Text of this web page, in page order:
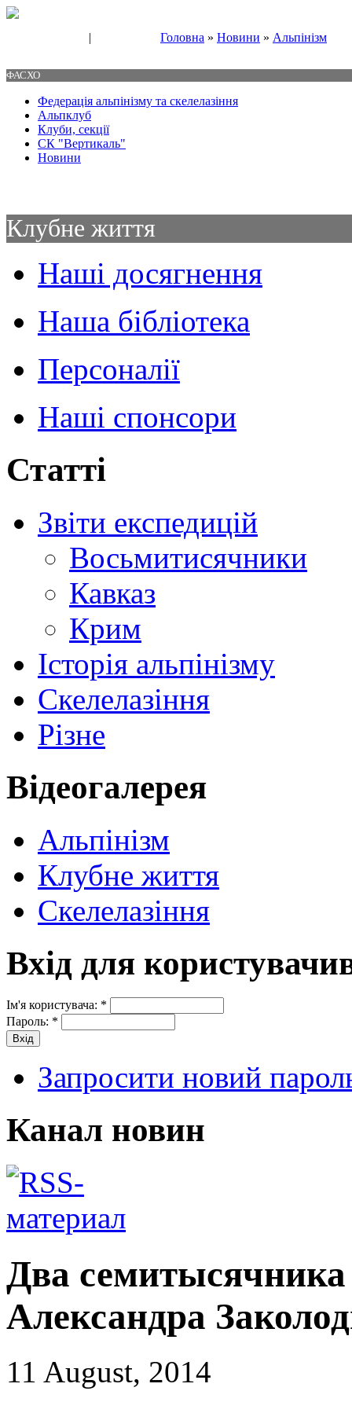
| Головна » Новини » Альпінізм
ФАСХО
Федерація альпінізму та скелелазіння
Альпклуб
Клуби, секції
СК "Вертикаль"
Новини
Клубне життя
Наші досягнення
Наша бібліотека
Персоналії
Наші спонсори
Статті
Звіти експедицій
Восьмитисячники
Кавказ
Крим
Історія альпінізму
Скелелазіння
Різне
Відеогалерея
Альпінізм
Клубне життя
Скелелазіння
Вхід для
Ім'я користувача: *
Пароль: *
Запросити новий
Канал новин
Два
Александра
11 August, 2014